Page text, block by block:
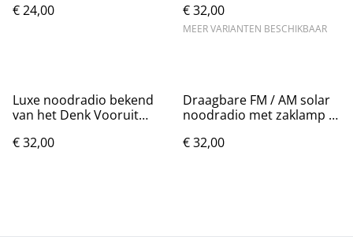
€ 24,00
€ 32,00
MEER VARIANTEN BESCHIKBAAR
Luxe noodradio bekend
van het Denk Vooruit
€ 32,00
Draagbare FM / AM solar
noodradio met zaklamp -
€ 32,00